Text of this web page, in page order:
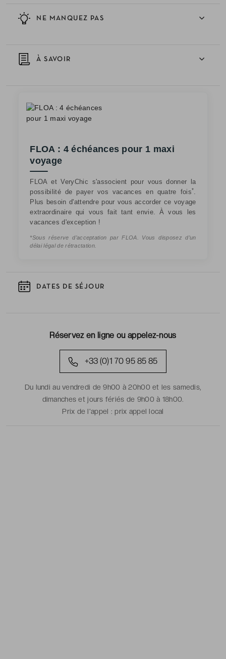
NE MANQUEZ PAS
À SAVOIR
DATES DE SÉJOUR
Réservez en ligne ou appelez-nous
+33 (0)1 70 95 85 85
Du lundi au vendredi de 9h00 à 20h00 et les samedis,
dimanches et jours fériés de 9h00 à 18h00.
Prix de l'appel :prix appel local
FLOA : 4 échéances pour 1 maxi
voyage
FLOA et VeryChic s'associent pour vous donner la
possibilité de payer vos vacances en quatre fois*.
Plus besoin d'attendre pour vous accorder ce voyage
extraordinaire qui vous fait tant envie. À vous les
vacances d'exception !
*Sous réserve d’acceptation par FLOA. Vous disposez d’un
délai légal de rétractation.